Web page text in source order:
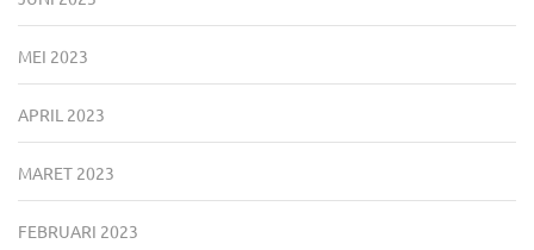
MEI 2023
APRIL 2023
MARET 2023
FEBRUARI 2023